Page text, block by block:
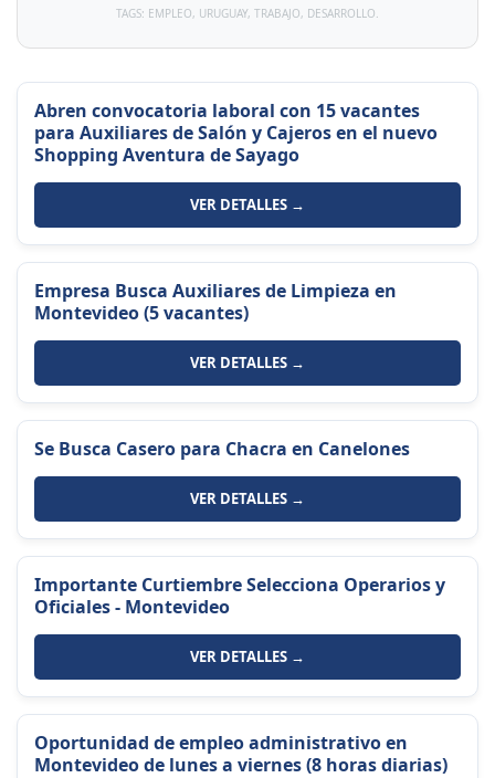
TAGS: EMPLEO, URUGUAY, TRABAJO, DESARROLLO.
Abren convocatoria laboral con 15 vacantes
para Auxiliares de Salón y Cajeros en el nuevo
Shopping Aventura de Sayago
VER DETALLES →
Empresa Busca Auxiliares de Limpieza en
Montevideo (5 vacantes)
VER DETALLES →
Se Busca Casero para Chacra en Canelones
VER DETALLES →
Importante Curtiembre Selecciona Operarios y
Oficiales - Montevideo
VER DETALLES →
Oportunidad de empleo administrativo en
Montevideo de lunes a viernes (8 horas diarias)